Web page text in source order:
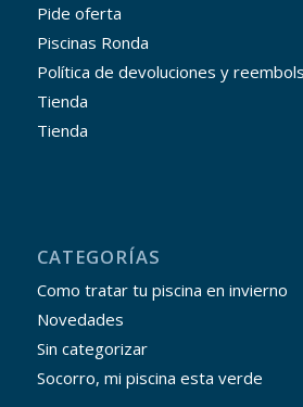
Pide oferta
Piscinas Ronda
Política de devoluciones y
Tienda
Tienda
CATEGORÍAS
Como tratar tu piscina en invierno
Novedades
Sin categorizar
Socorro, mi piscina esta verde